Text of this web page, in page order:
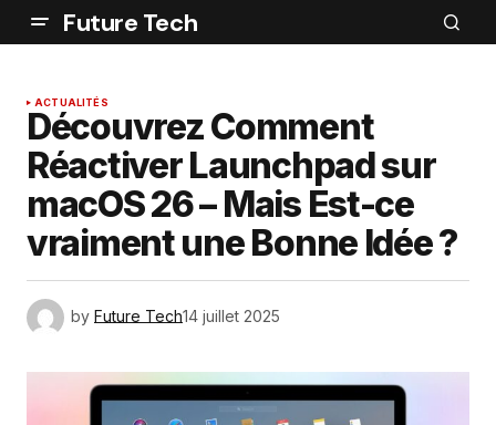
Future Tech
ACTUALITÉS
Découvrez Comment
Réactiver Launchpad sur
macOS 26 – Mais Est-ce
vraiment une Bonne Idée ?
by Future Tech14 juillet 2025